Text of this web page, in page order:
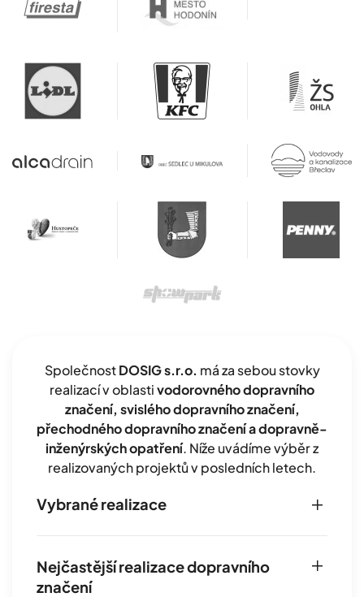
SpolečnostDOSIG s.r.o. má za sebou stovky
realizací v oblastivodorovného dopravního
značení, svislého dopravního značení,
přechodného dopravního značení a dopravně-
inženýrských opatření. Níže uvádíme výběr z
realizovaných projektů v posledních letech.
Vybrané realizace
Nejčastější realizace dopravního
značení